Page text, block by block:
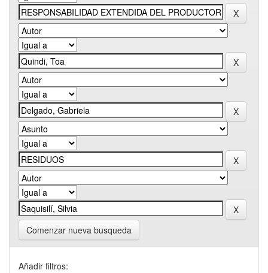
Comenzar nueva busqueda
Añadir filtros: